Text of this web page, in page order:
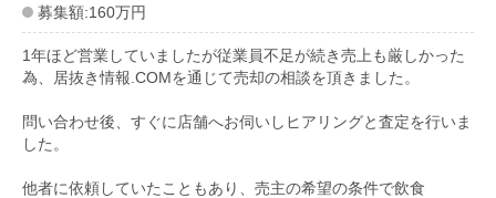
募集額:160万円
1年ほど営業していましたが従業員不足が続き売上も厳しかった
為、居抜き情報.COMを通じて売却の相談を頂きました。
問い合わせ後、すぐに店舗へお伺いしヒアリングと査定を行いま
した。
他者に依頼していたこともあり、売主の希望の条件で飲食